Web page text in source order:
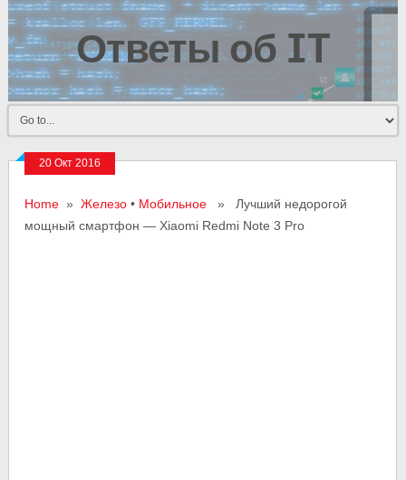
Ответы об IT
20 Окт 2016
Home »Железо • Мобильное » Лучший недорогой
мощный смартфон — Xiaomi Redmi Note 3 Pro